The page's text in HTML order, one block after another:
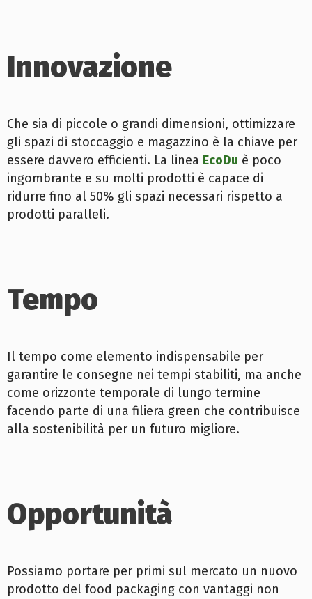
Innovazione
Che sia di piccole o grandi dimensioni, ottimizzare
gli spazi di stoccaggio e magazzino è la chiave per
essere davvero efficienti. La linea EcoDu è poco
ingombrante e su molti prodotti è capace di
ridurre fino al 50% gli spazi necessari rispetto a
prodotti paralleli.
Tempo
Il tempo come elemento indispensabile per
garantire le consegne nei tempi stabiliti, ma anche
come orizzonte temporale di lungo termine
facendo parte di una filiera green che contribuisce
alla sostenibilità per un futuro migliore.
Opportunità
Possiamo portare per primi sul mercato un nuovo
prodotto del food packaging con vantaggi non